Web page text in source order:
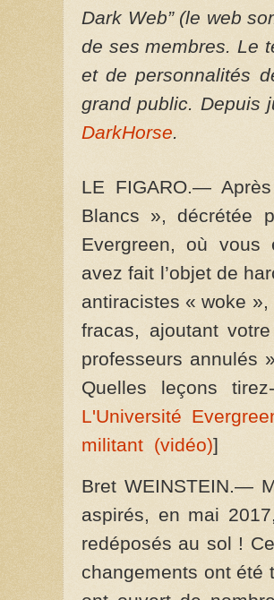
Dark Web” (le web
de ses membres. Le
et de personnalités
grand public. Depuis
DarkHorse.
LE FIGARO.—
Blancs », décrétée
Evergreen, où vous
avez fait l’objet de
antiracistes « woke
fracas, ajoutant
professeurs annulés
Quelles leçons
L'Université
militant (vidéo)]
Bret WEINSTEIN.—
aspirés, en mai
redéposés au sol !
changements ont été